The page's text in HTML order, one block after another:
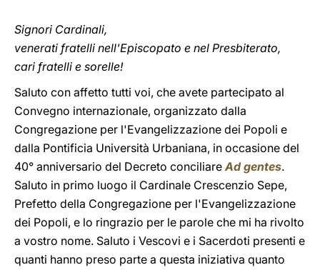
Signori Cardinali,
venerati fratelli nell'Episcopato e nel Presbiterato,
cari fratelli e sorelle!
Saluto con affetto tutti voi, che avete partecipato al
Convegno internazionale, organizzato dalla
Congregazione per l'Evangelizzazione dei Popoli e
dalla Pontificia Università Urbaniana, in occasione del
40° anniversario del Decreto conciliareAd gentes.
Saluto in primo luogo il Cardinale Crescenzio Sepe,
Prefetto della Congregazione per l'Evangelizzazione
dei Popoli, e lo ringrazio per le parole che mi ha rivolto
a vostro nome. Saluto i Vescovi e i Sacerdoti presenti e
quanti hanno preso parte a questa iniziativa quanto